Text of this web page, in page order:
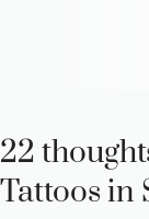
22
Tattoos in